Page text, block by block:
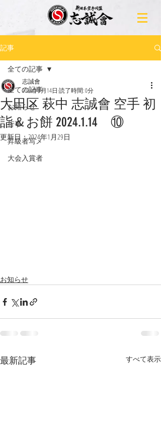
記事
全ての記事
お知らせ
行事
昇級者写メ
大会入賞者
全ての記事
大田区 萩中 志誠會 空手 初
詣＆お餅 2024.1.14 ⑩
志誠會
2024年1月14日 読了時間: 0分
更新日：2024年1月29日
お知らせ
最新記事 すべて表示